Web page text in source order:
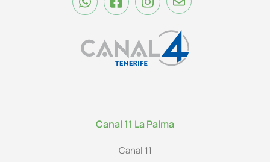
Canal 11 La Palma
Canal 11